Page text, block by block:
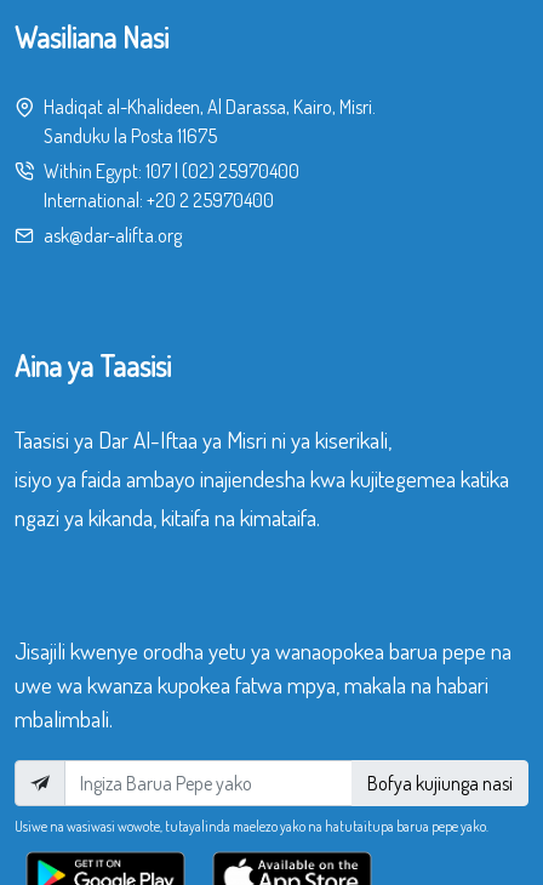
Wasiliana Nasi
Hadiqat al-Khalideen, Al Darassa, Kairo, Misri.
Sanduku la Posta 11675
Within Egypt: 107| (02) 25970400
International: +20 2 25970400
ask@dar-alifta.org
Aina ya Taasisi
Taasisi ya Dar Al-Iftaa ya Misri ni ya kiserikali,
isiyo ya faida ambayo inajiendesha kwa kujitegemea katika
ngazi ya kikanda, kitaifa na kimataifa.
Jisajili kwenye orodha yetu ya wanaopokea barua pepe na
uwe wa kwanza kupokea fatwa mpya, makala na habari
mbalimbali.
Bofya kujiunga nasi
Usiwe na wasiwasi wowote, tutayalinda maelezo yako na hatutaitupa barua pepe yako.